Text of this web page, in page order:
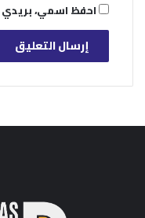
احفظ اسمي، بريدي